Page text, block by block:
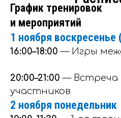
График тренировок
и мероприятий
1 ноября воскресенье
16:00–18:00 — Игры
20:00–21:00 — Встреча
участников
2 ноября понедельник